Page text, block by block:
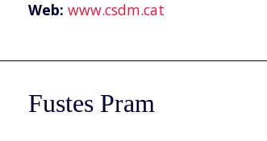
Web: www.csdm.cat
Fustes Pram